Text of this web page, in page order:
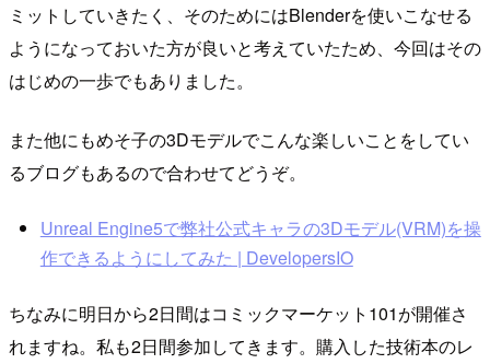
ミットしていきたく、そのためにはBlenderを使いこなせる
ようになっておいた方が良いと考えていたため、今回はその
はじめの一歩でもありました。
また他にもめそ子の3Dモデルでこんな楽しいことをしてい
るブログもあるので合わせてどうぞ。
Unreal Engine5で弊社公式キャラの3Dモデル(VRM)を操
作できるようにしてみた | DevelopersIO
ちなみに明日から2日間はコミックマーケット101が開催さ
れますね。私も2日間参加してきます。購入した技術本のレ